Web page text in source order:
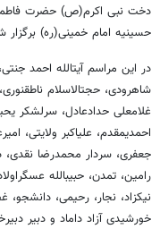
دخت نبی اکرم(ص) حضرت فاطمه
حسینیه امام خمینی(ره) برگزار
در این مراسم آیت​الله احمد
شاهرودی، حجت​الاسلام
غلامعلی حدادعادل، سرلشکر
احمدی​مقدم، علی​اکبر ولایتی،
جعفری، سردار محمدرضا نقدی،
رامین، تمدن، حبیب​الله
نیکزاد، نجار، رحیمی،
خورشیدی آزاد داماد و دبیر